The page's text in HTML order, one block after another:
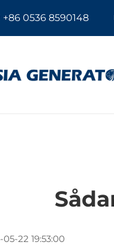
+86 0536 8590148
22 19:53:00